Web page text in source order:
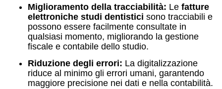
Miglioramento della tracciabilità: Le fatture
elettroniche studi dentistici sono tracciabili e
possono essere facilmente consultate in
qualsiasi momento, migliorando la gestione
fiscale e contabile dello studio.
Riduzione degli errori: La digitalizzazione
riduce al minimo gli errori umani, garantendo
maggiore precisione nei dati e nella contabilità.